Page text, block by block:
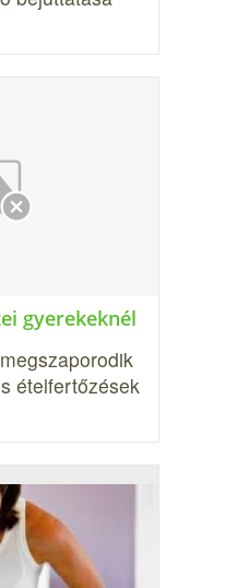
gyerekeknél
ételfertőzések